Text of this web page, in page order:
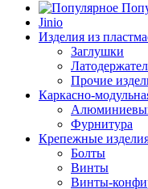
Jinio
Изделия из
Заглушки
Прочие
Каркасно-
Фурнитура
Крепежные
Болты
Винты
Винты-